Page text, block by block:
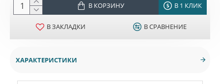
В КОРЗИНУ В 1 КЛИК
В ЗАКЛАДКИ В СРАВНЕНИЕ
ХАРАКТЕРИСТИКИ